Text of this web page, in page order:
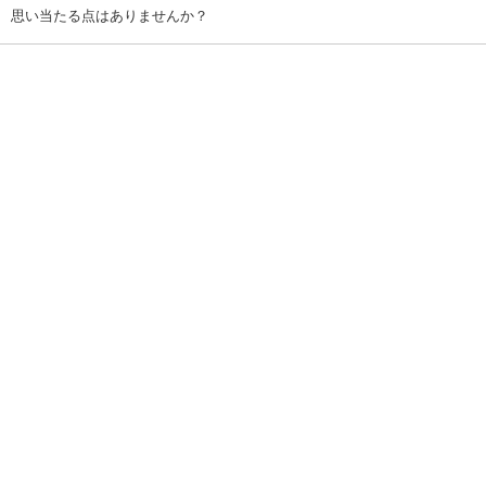
思い当たる点はありませんか？